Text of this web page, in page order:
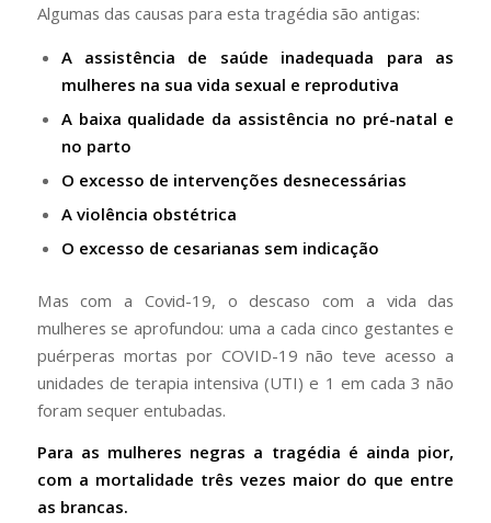
Algumas das causas para esta tragédia são antigas:
A assistência de saúde inadequada para as
mulheres na sua vida sexual e reprodutiva
A baixa qualidade da assistência no pré-natal e
no parto
O excesso de intervenções desnecessárias
A violência obstétrica
O excesso de cesarianas sem indicação
Mas com a Covid-19, o descaso com a vida das
mulheres se aprofundou: uma a cada cinco gestantes e
puérperas mortas por COVID-19 não teve acesso a
unidades de terapia intensiva (UTI) e 1 em cada 3 não
foram sequer entubadas.
Para as mulheres negras a tragédia é ainda pior,
com a mortalidade três vezes maior do que entre
as brancas.